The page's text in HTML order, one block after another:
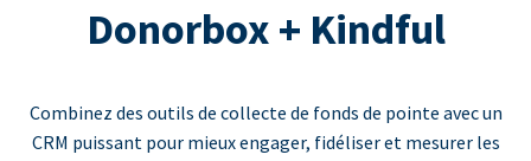
Donorbox + Kindful
Combinez des outils de collecte de fonds de pointe avec un
CRM puissant pour mieux engager, fidéliser et mesurer les